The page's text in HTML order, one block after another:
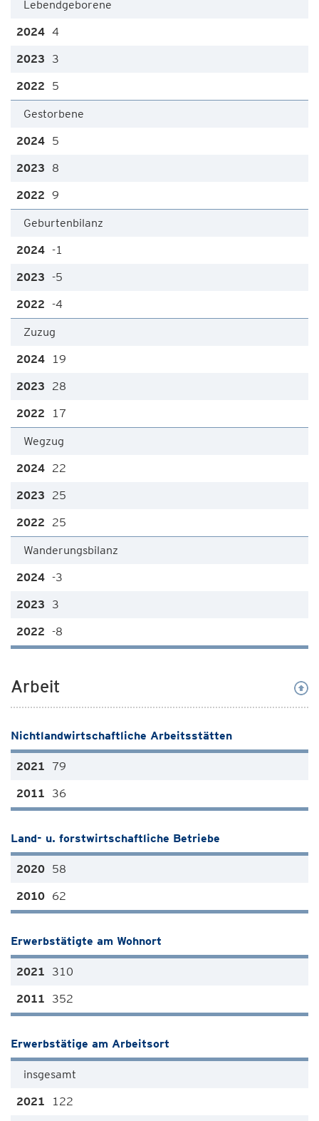
Lebendgeborene
4
3
5
Gestorbene
5
8
9
Geburtenbilanz
-1
-5
-4
Zuzug
19
28
17
Wegzug
22
25
25
Wanderungsbilanz
-3
3
-8
Arbeit
Nichtlandwirtschaftliche Arbeitsstätten
79
36
Land- u. forstwirtschaftliche Betriebe
58
62
Erwerbstätigte am Wohnort
310
352
Erwerbstätige am Arbeitsort
insgesamt
122